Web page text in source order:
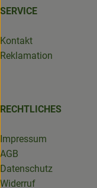
SERVICE
Kontakt
Reklamation
RECHTLICHES
Impressum
AGB
Datenschutz
Widerruf